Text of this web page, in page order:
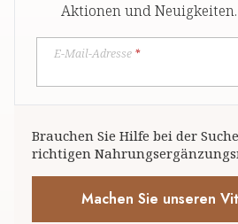
Aktionen und Neuigkeiten.
E-Mail-Adresse *
Brauchen Sie Hilfe bei der
richtigen
Machen Sie unseren